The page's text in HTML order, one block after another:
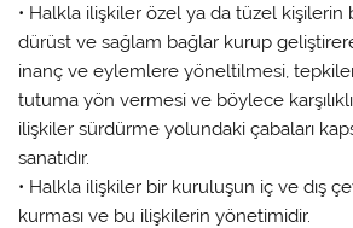
• Halkla ilişkiler özel ya da tüzel
dürüst ve sağlam bağlar kurup
inanç ve eylemlere yöneltilmesi,
tutuma yön vermesi ve böylece
ilişkiler sürdürme yolundaki çabaları
sanatıdır.
• Halkla ilişkiler bir kuruluşun iç ve dış
kurması ve bu ilişkilerin yönetimidir.